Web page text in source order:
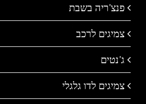
פנצ'ריה בשבת
צמיגים לרכב
ג'נטים
צמיגים לדו גלגלי